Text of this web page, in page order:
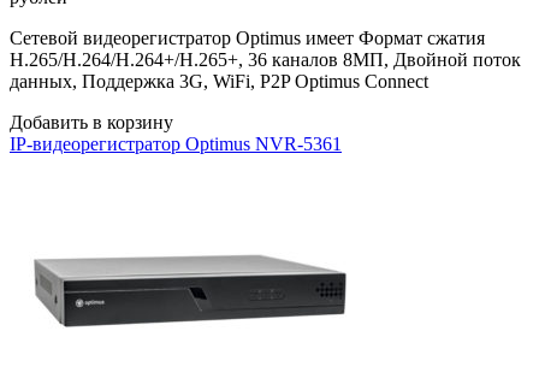
Сетевой видеорегистратор Optimus имеет Формат сжатия
H.265/H.264/H.264+/H.265+, 36 каналов 8МП, Двойной поток
данных, Поддержка 3G, WiFi, P2P Optimus Connect
Добавить в корзину
IP-видеорегистратор Optimus NVR-5361